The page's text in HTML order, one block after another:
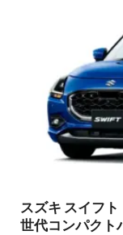
スズキ スイフ
世代コンパクト